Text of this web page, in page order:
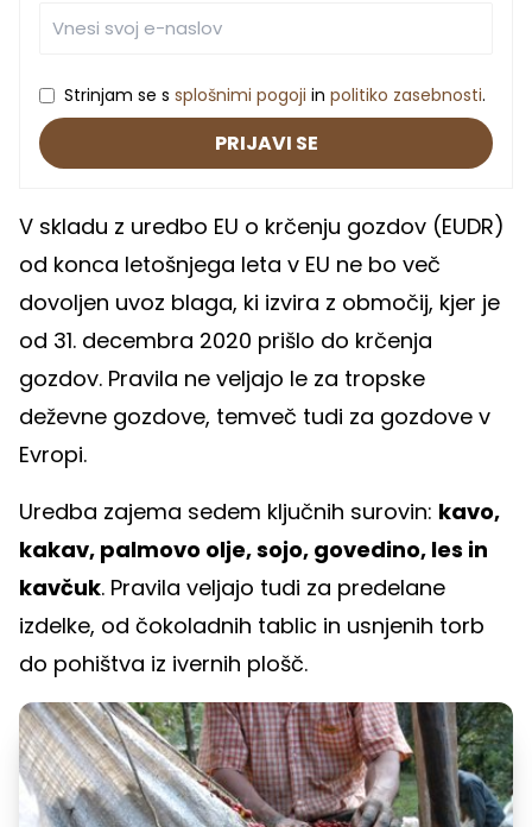
Strinjam se s splošnimi pogoji in politiko zasebnosti.
PRIJAVI SE
V skladu z uredbo EU o krčenju gozdov (EUDR)
od konca letošnjega leta v EU ne bo več
dovoljen uvoz blaga, ki izvira z območij, kjer je
od 31. decembra 2020 prišlo do krčenja
gozdov. Pravila ne veljajo le za tropske
deževne gozdove, temveč tudi za gozdove v
Evropi.
Uredba zajema sedem ključnih surovin: kavo,
kakav, palmovo olje, sojo, govedino, les in
kavčuk. Pravila veljajo tudi za predelane
izdelke, od čokoladnih tablic in usnjenih torb
do pohištva iz ivernih plošč.